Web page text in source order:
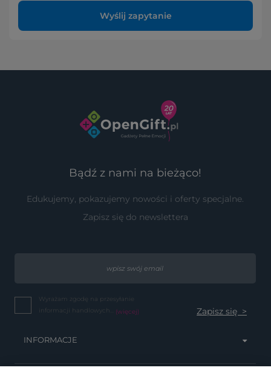
Wyślij zapytanie
Bądź z nami na bieżąco!
Edukujemy, pokazujemy nowości i oferty specjalne.
Zapisz się do newslettera
Wyrażam zgodę na przesyłanie
informacji handlowych... (więcej)
INFORMACJE